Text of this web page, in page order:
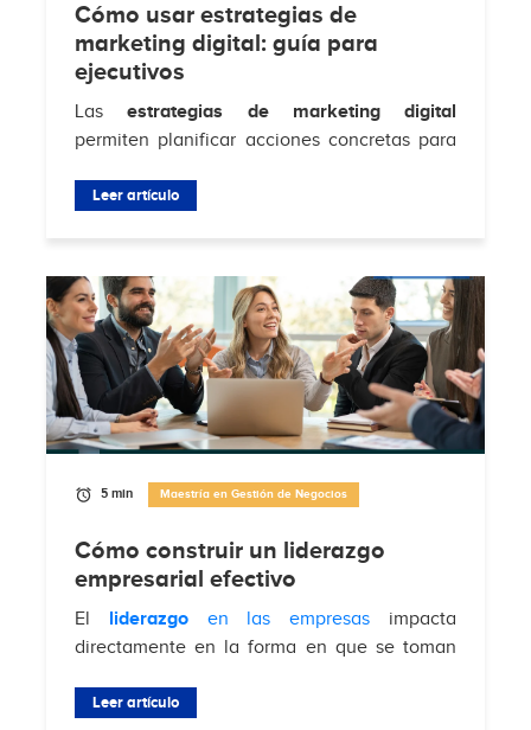
Cómo usar estrategias de
marketing digital: guía para
ejecutivos
Lasestrategias de marketing digital
permiten planificar acciones concretas para
fortalecer la relación con la audiencia en...
Leer artículo
5 min Maestría en Gestión de Negocios
Cómo construir un liderazgo
empresarial efectivo
El liderazgoen las empresas impacta
directamente en la forma en que se toman
enfrentan desafíos del mercado. Según
Leer artículo